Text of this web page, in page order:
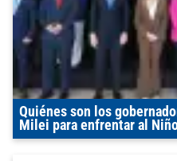
Quiénes son los
Milei para enfrentar al